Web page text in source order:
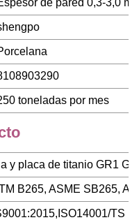
de pared 0,3-3,0
toneladas por mes
y placa de titanio GR1
B265, ASME SB265,
TS